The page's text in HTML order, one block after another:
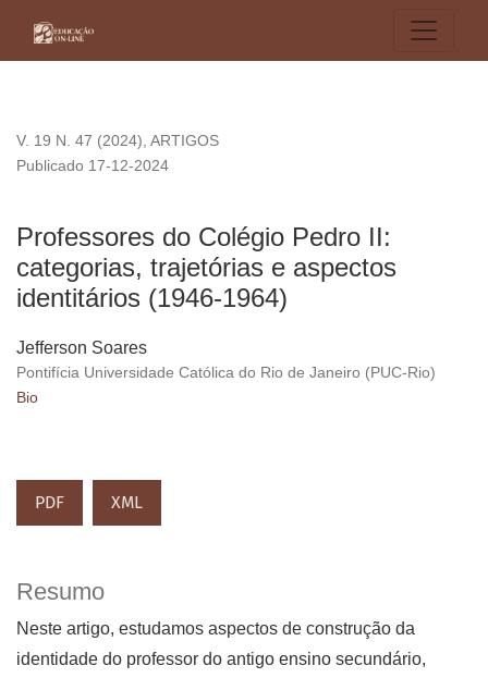
V. 19 N. 47 (2024), ARTIGOS
Professores do Colégio Pedro II:
categorias, trajetórias e aspectos
identitários (1946-1964)
Publicado 17-12-2024
Jefferson Soares
Pontifícia Universidade Católica do Rio de Janeiro (PUC-Rio)
Bio
PDF XML
Resumo
Neste artigo, estudamos aspectos de construção da
identidade do professor do antigo ensino secundário,